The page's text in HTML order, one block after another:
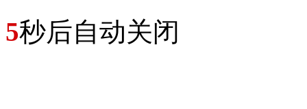
5秒后自动关闭